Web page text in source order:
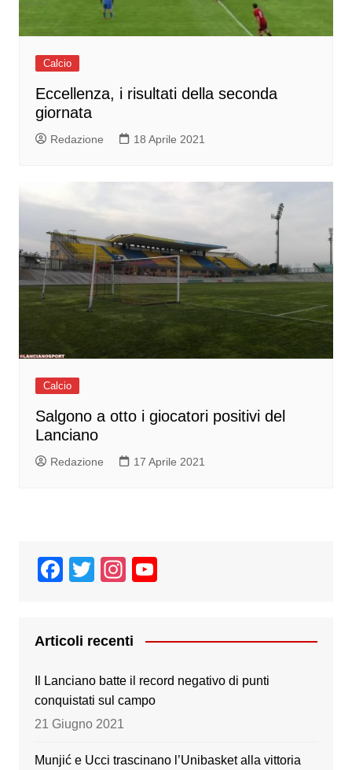
Calcio
Eccellenza, i risultati della seconda
giornata
Redazione 18 Aprile 2021
Calcio
Salgono a otto i giocatori positivi del
Lanciano
Redazione 17 Aprile 2021
F
e
b
o
o
T
er
In
gr
a
m
T
Articoli recenti
Il Lanciano batte il record negativo di punti
conquistati sul campo
21 Giugno 2021
Munjić e Ucci trascinano l’Unibasket alla vittoria